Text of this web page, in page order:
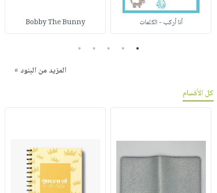
أنا أركب - الكلمات Bobby The Bunny
1
2
3
4
5
المزيد من البنود »
كل الأقسام